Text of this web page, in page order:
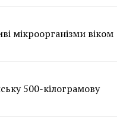
мікроорганізми віком
500-кілограмову